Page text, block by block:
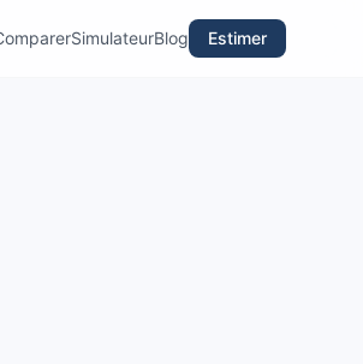
SimulateurBlog Estimer